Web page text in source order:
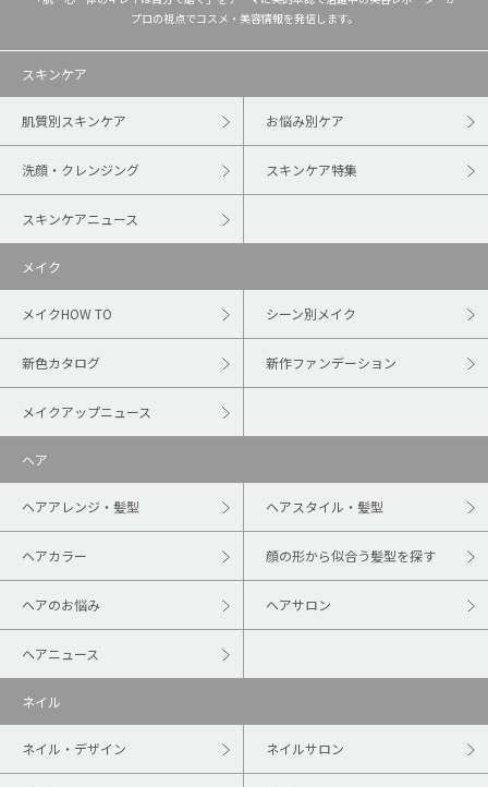
プロの視点でコスメ・美容情報を発信します。
スキンケア
肌質別スキンケア お悩み別ケア
洗顔・クレンジング スキンケア特集
スキンケアニュース
メイク
メイクHOW TO シーン別メイク
新色カタログ 新作ファンデーション
メイクアップニュース
ヘア
ヘアアレンジ・髪型 ヘアスタイル・髪型
ヘアカラー 顔の形から似合う髪型を探す
ヘアのお悩み ヘアサロン
ヘアニュース
ネイル
ネイル・デザイン ネイルサロン